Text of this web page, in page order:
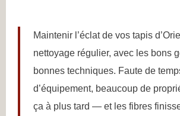
Maintenir l’éclat de vos tapis
nettoyage régulier, avec les bons
bonnes techniques. Faute de
d’équipement, beaucoup de
ça à plus tard — et les fibres